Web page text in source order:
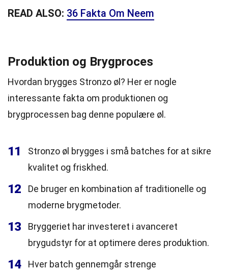
READ ALSO: 36 Fakta Om Neem
Produktion og Brygproces
Hvordan brygges Stronzo øl? Her er nogle
interessante fakta om produktionen og
brygprocessen bag denne populære øl.
11
Stronzo øl brygges i små batches for at sikre
kvalitet og friskhed.
12
De bruger en kombination af traditionelle og
moderne brygmetoder.
13
Bryggeriet har investeret i avanceret
brygudstyr for at optimere deres produktion.
14
Hver batch gennemgår strenge